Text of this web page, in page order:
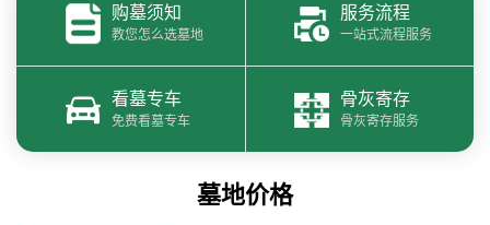
购墓须知
教您怎么选墓地
服务流程
一站式流程服务
看墓专车
免费看墓专车
骨灰寄存
骨灰寄存服务
墓地价格